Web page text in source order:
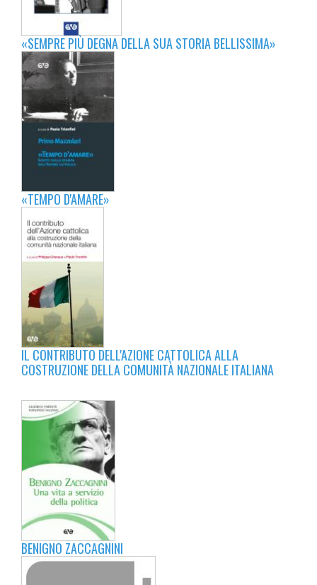
«SEMPRE PIÙ DEGNA DELLA SUA STORIA BELLISSIMA»
«TEMPO D'AMARE»
IL CONTRIBUTO DELL'AZIONE CATTOLICA ALLA
COSTRUZIONE DELLA COMUNITÀ NAZIONALE ITALIANA
BENIGNO ZACCAGNINI